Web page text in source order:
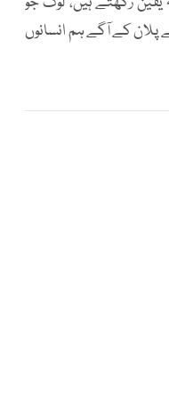
پلان کے آگے ہم انسانوں